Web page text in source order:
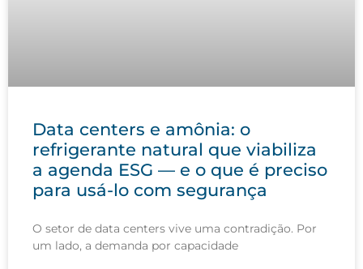
Data centers e amônia: o
refrigerante natural que viabiliza
a agenda ESG — e o que é preciso
para usá-lo com segurança
O setor de data centers vive uma contradição. Por
um lado, a demanda por capacidade